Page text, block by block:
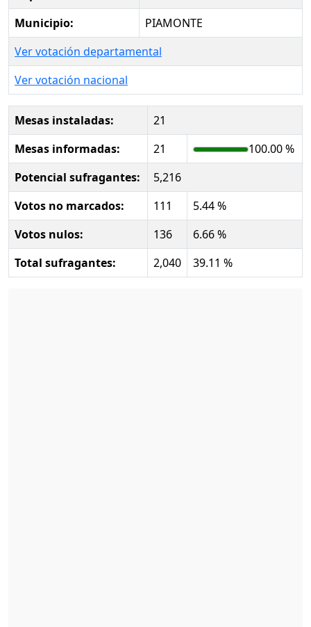
Municipio:
PIAMONTE
Ver votación departamental
Ver votación nacional
Mesas instaladas:
21
Mesas informadas:
21
100.00 %
Potencial sufragantes:
5,216
Votos no marcados:
111
5.44 %
Votos nulos:
136
6.66 %
Total sufragantes:
2,040 39.11 %